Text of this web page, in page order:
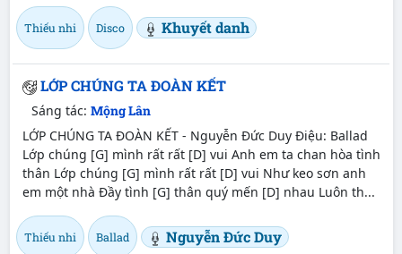
Thiếu nhi Disco Khuyết danh
LỚP CHÚNG TA ĐOÀN KẾT
Sáng tác: Mộng Lân
LỚP CHÚNG TA ĐOÀN KẾT - Nguyễn Đức Duy Điệu: Ballad
Lớp chúng [G] mình rất rất [D] vui Anh em ta chan hòa tình
thân Lớp chúng [G] mình rất rất [D] vui Như keo sơn anh
em một nhà Đầy tình [G] thân quý mến [D] nhau Luôn th...
Thiếu nhi Ballad Nguyễn Đức Duy